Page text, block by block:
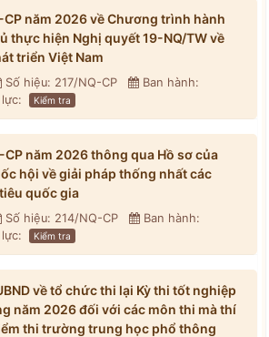
năm 2026 về Chương trình hành
thực hiện Nghị quyết 19-NQ/TW về
triển Việt Nam
Số hiệu: 217/NQ-CP
Ban hành:
Kiểm tra
năm 2026 thông qua Hồ sơ của
hội về giải pháp thống nhất các
quốc gia
Số hiệu: 214/NQ-CP
Ban hành:
Kiểm tra
về tổ chức thi lại Kỳ thi tốt nghiệp
năm 2026 đối với các môn thi mà thí
thi trường trung học phổ thông